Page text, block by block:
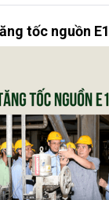
tốc nguồn